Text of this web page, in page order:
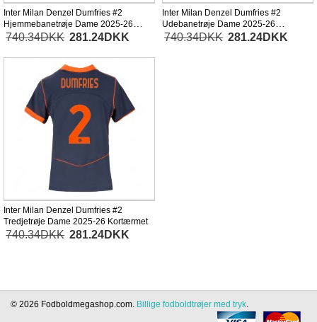
Inter Milan Denzel Dumfries #2
Hjemmebanetrøje Dame 2025-26
Kortærmet
740.34DKK 281.24DKK
Inter Milan Denzel Dumfries #2
Udebanetrøje Dame 2025-26
Kortærmet
740.34DKK 281.24DKK
Inter Milan Denzel Dumfries #2
Tredjetrøje Dame 2025-26 Kortærmet
740.34DKK 281.24DKK
© 2026 Fodboldmegashop.com. Billige fodboldtrøjer med tryk.